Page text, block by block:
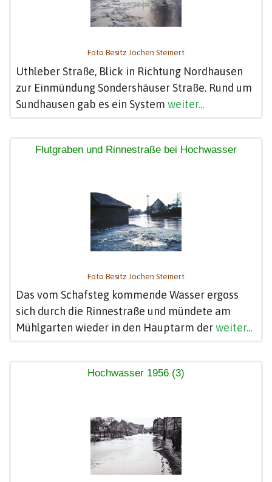
Foto Besitz Jochen Steinert
Uthleber Straße, Blick in Richtung Nordhausen
zur Einmündung Sondershäuser Straße. Rund um
Sundhausen gab es ein System weiter...
Flutgraben und Rinnestraße bei Hochwasser
Foto Besitz Jochen Steinert
Das vom Schafsteg kommende Wasser ergoss
sich durch die Rinnestraße und mündete am
Mühlgarten wieder in den Hauptarm derweiter...
Hochwasser 1956 (3)